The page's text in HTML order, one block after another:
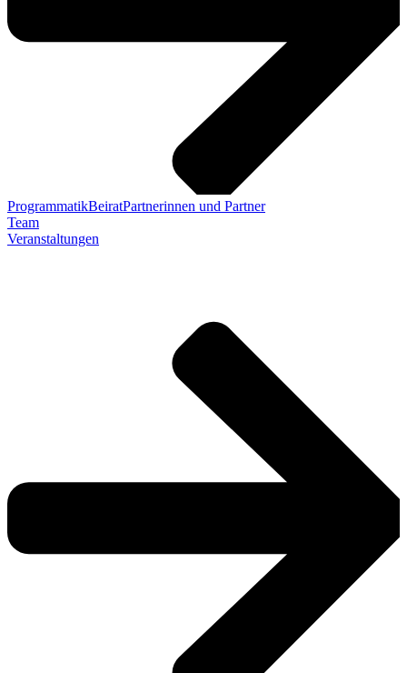
ProgrammatikBeiratPartnerinnen und Partner
Team
Veranstaltungen